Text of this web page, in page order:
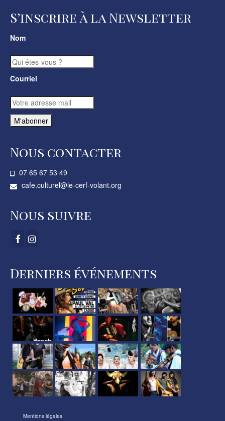
S’inscrire à la Newsletter
Nom
Courriel
Nous contacter
07 65 67 53 49­
cafe.culturel@le-cerf-volant.org
Nous suivre
Derniers événements
Mentions légales